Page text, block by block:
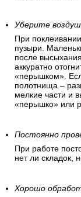
Уберите
При
пузыри.
после
аккуратно
«перышком».
полотнища –
мелкие части и
«перышко» или
Постоянно
При работе
нет ли складок,
Хорошо